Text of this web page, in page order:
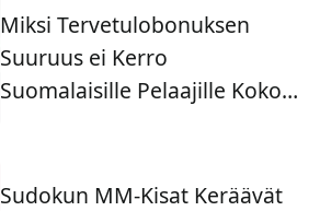
Miksi Tervetulobonuksen
Suuruus ei Kerro
Suomalaisille Pelaajille Koko
Sudokun MM-Kisat Keräävät